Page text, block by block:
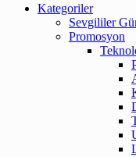
Kategoriler
Sevgililer
Promosyon